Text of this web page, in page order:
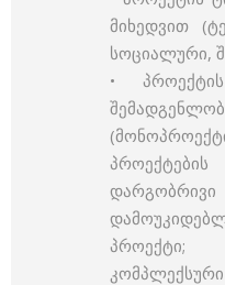
მიხედვით
სოციალური,
•
პროექტების